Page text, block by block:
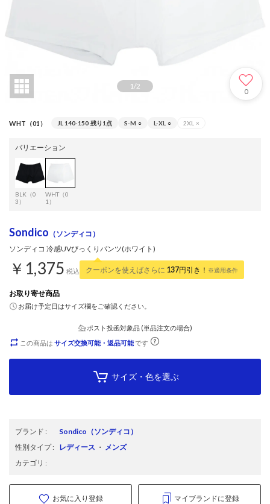
1/2
0
WHT（01） JL 140-150 残り1点 S-M ○ L-XL ○ 2XL ×
バリエーション
BLK（0
3）
WHT（0
1）
Sondico （ソンディコ）
ソンディコ 冷感UVびっくりパンツ(ホワイト)
￥1,375 税込 クーポンを使えばさらに 137円引き！ ※適用条件
お取り寄せ商品
お届け予定日はサイズ欄をご確認ください。
ポスト投函対象品 (単品注文の場合)
この商品は サイズ交換可能・返品可能です
サイズ・色を選ぶ
ブランド : Sondico （ソンディコ）
性別タイプ: レディース ・ メンズ
カテゴリ :
お気に入り登録 マイブランドに登録